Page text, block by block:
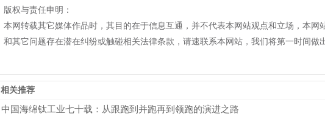
版权与责任申明：
本网转载其它媒体作品时，其目的在于信息互通，并不代表本网站观点和立场，本网
和其它问题存在潜在纠纷或触碰相关法律条款，请速联系本网站，我们将第一时间做
相关推荐
中国海绵钛工业七十载：从跟跑到并跑再到领跑的演进之路